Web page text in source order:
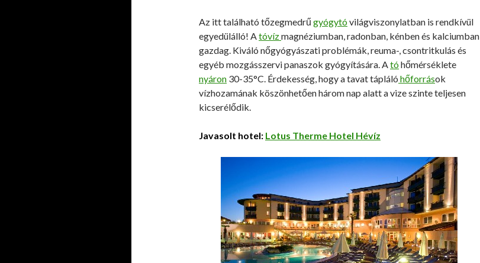
Az itt található tőzegmedrű gyógytóvilágviszonylatban is rendkívül
egyedülálló! Atóvízmagnéziumban, radonban, kénben és kalciumban
gazdag. Kiváló nőgyógyászati problémák, reuma-, csontritkulás és
egyéb mozgásszervi panaszok gyógyítására. Atóhőmérséklete
nyáron 30-35°C. Érdekesség, hogy a tavat tápláló hőforrások
vízhozamának köszönhetően három nap alatt a vize szinte teljesen
kicserélődik.
Javasolt hotel: Lotus Therme Hotel Hévíz